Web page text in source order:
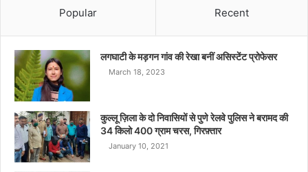
Popular Recent
लगघाटी के मड़गन गांव की रेखा बनीं असिस्टेंट प्रोफेसर
March 18, 2023
कुल्लू ज़िला के दो निवासियों से पुणे रेलवे पुलिस ने बरामद की
34 किलो 400 ग्राम चरस, गिरफ़्तार
January 10, 2021